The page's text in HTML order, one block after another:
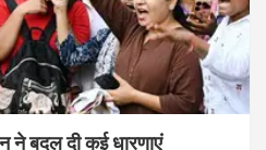
बदल दी कई धारणाएं